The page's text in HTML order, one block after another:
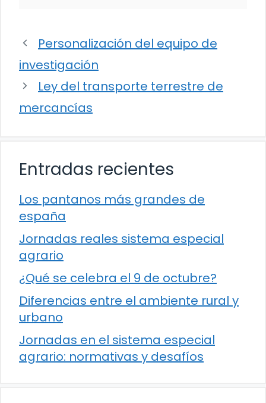
Personalización del equipo de
investigación
Ley del transporte terrestre de
mercancías
Entradas recientes
Los pantanos más grandes de
españa
Jornadas reales sistema especial
agrario
¿Qué se celebra el 9 de octubre?
Diferencias entre el ambiente rural y
urbano
Jornadas en el sistema especial
agrario: normativas y desafíos